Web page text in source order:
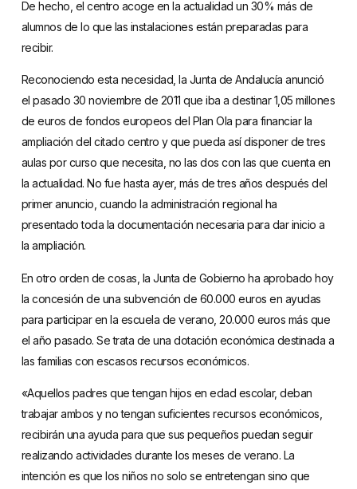
De hecho, el centro acoge en la actualidad un 30% más de
alumnos de lo que las instalaciones están preparadas para
recibir.
Reconociendo esta necesidad, la Junta de Andalucía anunció
el pasado 30 noviembre de 2011 que iba a destinar 1,05 millones
de euros de fondos europeos del Plan Ola para financiar la
ampliación del citado centro y que pueda así disponer de tres
aulas por curso que necesita, no las dos con las que cuenta en
la actualidad. No fue hasta ayer, más de tres años después del
primer anuncio, cuando la administración regional ha
presentado toda la documentación necesaria para dar inicio a
la ampliación.
En otro orden de cosas, la Junta de Gobierno ha aprobado hoy
la concesión de una subvención de 60.000 euros en ayudas
para participar en la escuela de verano, 20.000 euros más que
el año pasado. Se trata de una dotación económica destinada a
las familias con escasos recursos económicos.
«Aquellos padres que tengan hijos en edad escolar, deban
trabajar ambos y no tengan suficientes recursos económicos,
recibirán una ayuda para que sus pequeños puedan seguir
realizando actividades durante los meses de verano. La
intención es que los niños no solo se entretengan sino que